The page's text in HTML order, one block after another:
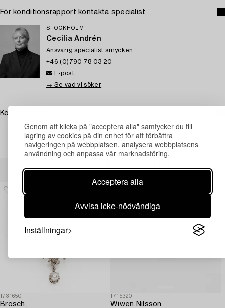
Genom att klicka på "acceptera alla" samtycker du till
lagring av cookies på din enhet för att förbättra
navigeringen på webbplatsen, analysera webbplatsens
användning och anpassa vår marknadsföring.
Acceptera alla
Avvisa icke-nödvändiga
Inställningar
För konditionsrapport kontakta specialist
STOCKHOLM
Cecilia Andrén
Ansvarig specialist smycken
+46 (0)790 78 03 20
E-post
→ Se vad vi söker
Köpinformation
1731650
Brosch,
1715320
Wiwen Nilsson